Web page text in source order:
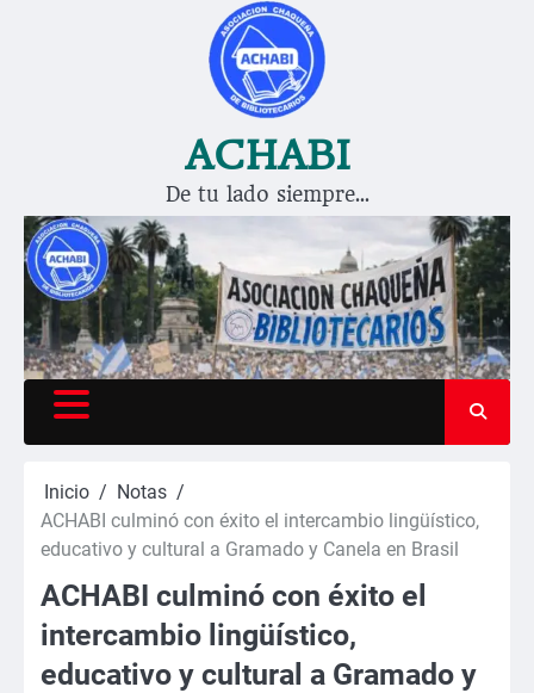
ACHABI
De tu lado siempre…
Inicio
Notas
ACHABI culminó con éxito el intercambio lingüístico,
educativo y cultural a Gramado y Canela en Brasil
ACHABI culminó con éxito el
intercambio lingüístico,
educativo y cultural a Gramado y